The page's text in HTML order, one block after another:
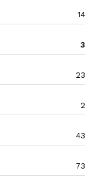
14
3
23
2
43
73